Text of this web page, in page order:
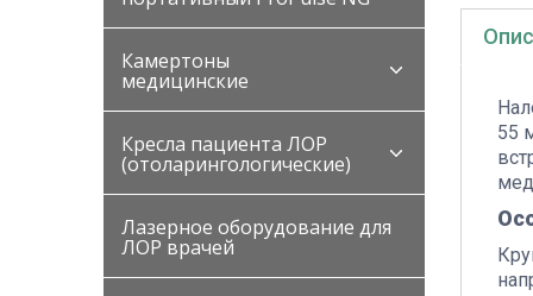
Камертоны
медицинские
Кресла пациента ЛОР
(отоларингологические)
Лазерное оборудование для
ЛОР врачей
55